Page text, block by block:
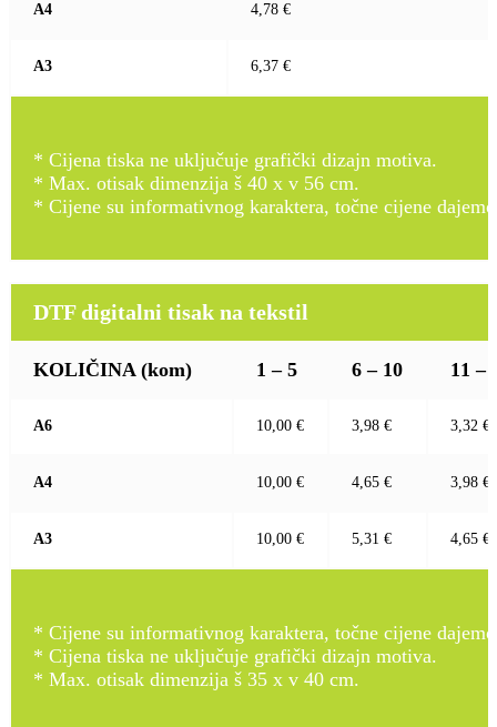
A4 4,78 €
A3 6,37 €
* Cijena tiska ne uključuje grafički dizajn motiva.
* Max. otisak dimenzija š 40 x v 56 cm.
* Cijene su informativnog karaktera, točne cijene
DTF digitalni tisak na tekstil
KOLIČINA (kom) 1 – 5 6 – 10 11 –
A6 10,00 € 3,98 € 3,32 €
A4 10,00 € 4,65 € 3,98 €
A3 10,00 € 5,31 € 4,65 €
* Cijene su informativnog karaktera, točne cijene
* Cijena tiska ne uključuje grafički dizajn motiva.
* Max. otisak dimenzija š 35 x v 40 cm.